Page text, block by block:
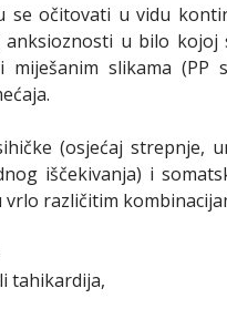
očitovati u vidu
u bilo kojoj
i miješanim slikama
(osjećaj strepnje,
iščekivanja) i
različitim
tahikardija,